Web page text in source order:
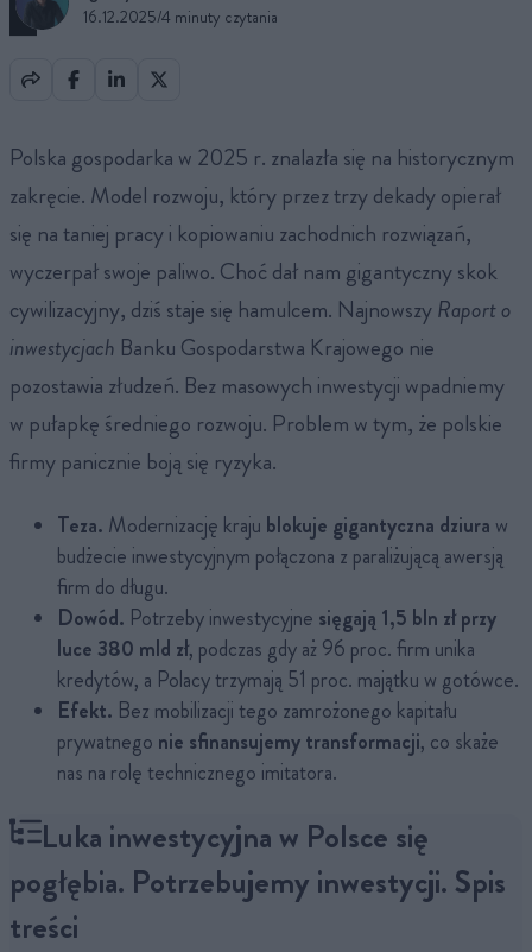
16.12.2025/4 minuty czytania
Polska gospodarka w 2025 r. znalazła się na historycznym
zakręcie. Model rozwoju, który przez trzy dekady opierał
się na taniej pracy i kopiowaniu zachodnich rozwiązań,
wyczerpał swoje paliwo. Choć dał nam gigantyczny skok
cywilizacyjny, dziś staje się hamulcem. NajnowszyRaport o
inwestycjach Banku Gospodarstwa Krajowego nie
pozostawia złudzeń. Bez masowych inwestycji wpadniemy
w pułapkę średniego rozwoju. Problem w tym, że polskie
firmy panicznie boją się ryzyka.
Teza. Modernizację kraju blokuje gigantyczna dziura w
budżecie inwestycyjnym połączona z paraliżującą awersją
firm do długu.
Dowód. Potrzeby inwestycyjne sięgają 1,5 bln zł przy
luce 380 mld zł, podczas gdy aż 96 proc. firm unika
kredytów, a Polacy trzymają 51 proc. majątku w gotówce.
Efekt. Bez mobilizacji tego zamrożonego kapitału
prywatnego nie sfinansujemy transformacji, co skaże
nas na rolę technicznego imitatora.
Luka inwestycyjna w Polsce się
pogłębia. Potrzebujemy inwestycji. Spis
treści